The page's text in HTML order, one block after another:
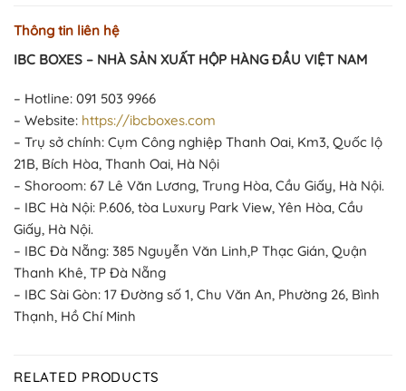
Thông tin liên hệ
IBC BOXES – NHÀ SẢN XUẤT HỘP HÀNG ĐẦU VIỆT NAM
– Hotline: 091 503 9966
– Website: https://ibcboxes.com
– Trụ sở chính: Cụm Công nghiệp Thanh Oai, Km3, Quốc lộ
21B, Bích Hòa, Thanh Oai, Hà Nội
– Shoroom: 67 Lê Văn Lương, Trung Hòa, Cầu Giấy, Hà Nội.
– IBC Hà Nội: P.606, tòa Luxury Park View, Yên Hòa, Cầu
Giấy, Hà Nội.
– IBC Đà Nẵng: 385 Nguyễn Văn Linh,P Thạc Gián, Quận
Thanh Khê, TP Đà Nẵng
– IBC Sài Gòn: 17 Đường số 1, Chu Văn An, Phường 26, Bình
Thạnh, Hồ Chí Minh
RELATED PRODUCTS